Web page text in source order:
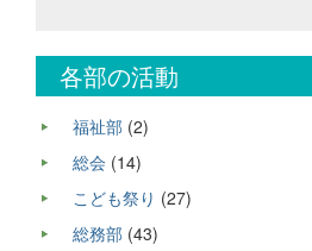
各部の活動
福祉部 (2)
総会 (14)
こども祭り (27)
総務部 (43)